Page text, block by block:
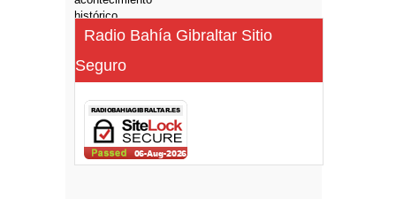
Radio Bahía Gibraltar Sitio
Seguro